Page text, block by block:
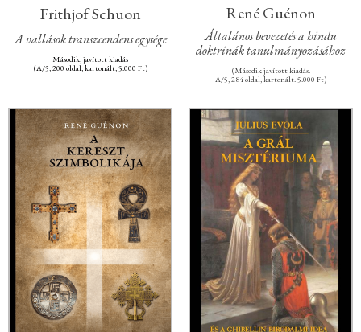
Frithjof Schuon
A vallások transzcendens egysége
Második, javított kiadás
(A/5, 200 oldal, kartonált, 5.000 Ft)
René Guénon
Általános bevezetés a hindu
doktrínák tanulmányozásához
(Második javított kiadás.
A/5, 284 oldal, kartonált. 5.000 Ft)